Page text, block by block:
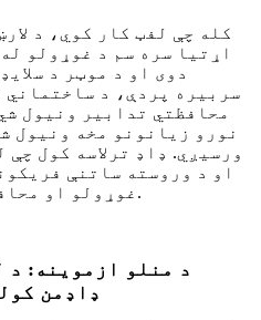
کله چې لفټ کار کوي، د
اړتیا سره سم د غوړولو
دوی او د موټر د
سربیره پردې، د ساختماني
محافظتي تدابیر ونیول
نورو زیانونو مخه ونیول
ورسیږي. ډاډ ترلاسه کول
او د وروسته ساتنې
غوړولو او محافظت له لارې ترلاسه کیدی شي.
د منلو ازموینه: د
ډاډمن